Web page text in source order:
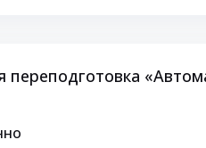
переподготовка